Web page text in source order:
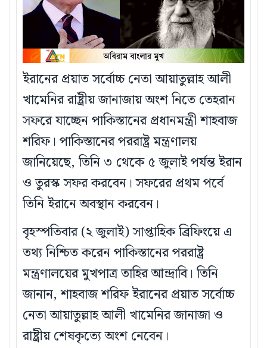
ইরানের প্রয়াত সর্বোচ্চ নেতা আয়াতুল্লাহ আলী
খামেনির রাষ্ট্রীয় জানাজায় অংশ নিতে তেহরান
সফরে যাচ্ছেন পাকিস্তানের প্রধানমন্ত্রী শাহবাজ
শরিফ। পাকিস্তানের পররাষ্ট্র মন্ত্রণালয়
জানিয়েছে, তিনি ৩ থেকে ৫ জুলাই পর্যন্ত ইরান
ও তুরস্ক সফর করবেন। সফরের প্রথম পর্বে
তিনি ইরানে অবস্থান করবেন।
বৃহস্পতিবার (২ জুলাই) সাপ্তাহিক ব্রিফিংয়ে এ
তথ্য নিশ্চিত করেন পাকিস্তানের পররাষ্ট্র
মন্ত্রণালয়ের মুখপাত্র তাহির আন্দ্রাবি। তিনি
জানান, শাহবাজ শরিফ ইরানের প্রয়াত সর্বোচ্চ
নেতা আয়াতুল্লাহ আলী খামেনির জানাজা ও
রাষ্ট্রীয় শেষকৃত্যে অংশ নেবেন।